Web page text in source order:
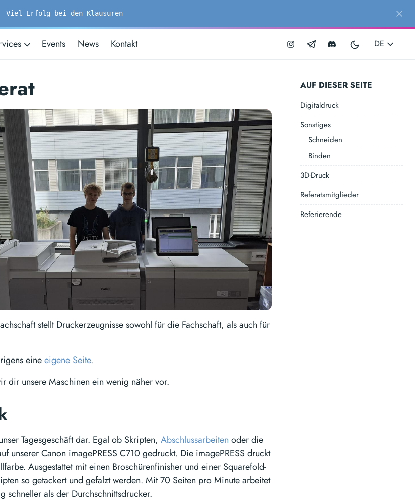
Viel Erfolg bei den Klausuren
Events News Kontakt DE
AUF DIESER SEITE
Digitaldruck
Sonstiges
Schneiden
Binden
3D-Druck
Referatsmitglieder
Referierende
stellt Druckerzeugnisse sowohl für die Fachschaft, als auch für
eineeigene Seite.
dir unsere Maschinen ein wenig näher vor.
Tagesgeschäft dar. Egal ob Skripten, Abschlussarbeiten oder die
unserer Canon imagePRESS C710 gedruckt. Die imagePRESS druckt
Ausgestattet mit einen Broschürenfinisher und einer Squarefold-
so getackert und gefalzt werden. Mit 70 Seiten pro Minute arbeitet
schneller als der Durchschnittsdrucker.